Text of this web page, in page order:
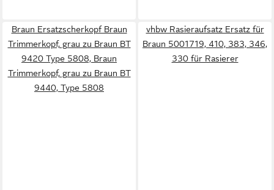
Braun Ersatzscherkopf Braun
Trimmerkopf, grau zu Braun BT
9420 Type 5808, Braun
Trimmerkopf, grau zu Braun BT
9440, Type 5808
vhbw Rasieraufsatz Ersatz für
Braun 5001719, 410, 383, 346,
330 für Rasierer